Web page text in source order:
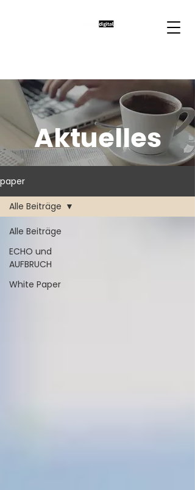
Aktuelles
paper
Alle Beiträge
ECHO und
AUFBRUCH
White Paper
Alle Beiträge